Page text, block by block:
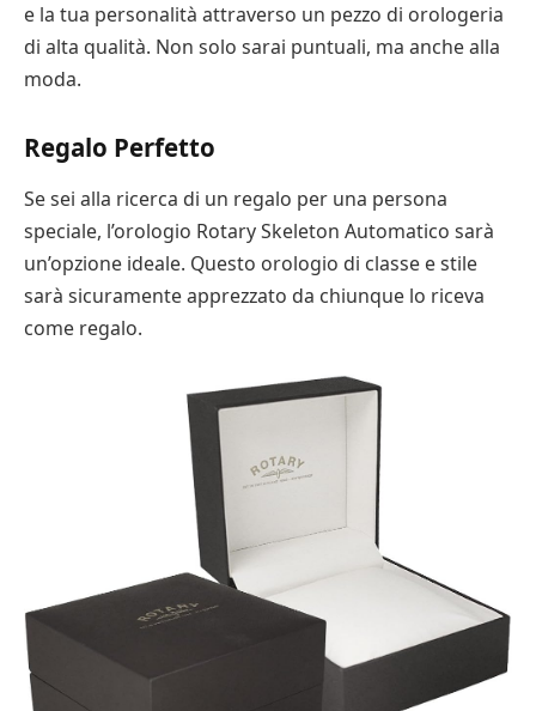
e la tua personalità attraverso un pezzo di orologeria
di alta qualità. Non solo sarai puntuali, ma anche alla
moda.
Regalo Perfetto
Se sei alla ricerca di un regalo per una persona
speciale, l’orologio Rotary Skeleton Automatico sarà
un’opzione ideale. Questo orologio di classe e stile
sarà sicuramente apprezzato da chiunque lo riceva
come regalo.